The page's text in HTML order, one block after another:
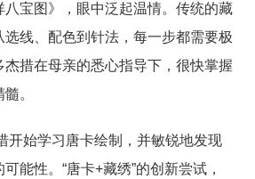
宝图》，眼中泛起温情。 传统的藏
线、配色到针法，每一步都需要极
杰措在母亲的悉心指导下，很快掌握
。
开始学习唐卡绘制，并敏锐地发现
能性。“唐卡+藏绣”的创新尝试，